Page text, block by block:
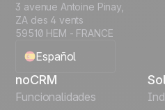
3 avenue Antoine Pinay,
ZA des 4 vents
59510 HEM - FRANCE
Español
English
noCRM
Funcionalidades